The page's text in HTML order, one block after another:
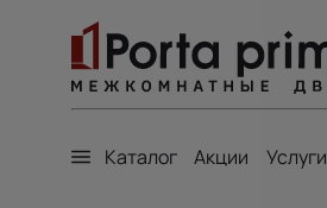
Каталог Акции Услуги